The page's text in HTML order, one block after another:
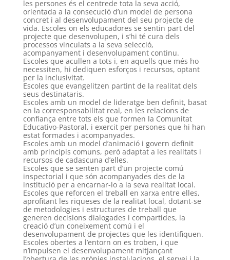
les persones és el centrede tota la seva acció,
orientada a la consecució d’un model de persona
concret i al desenvolupament del seu projecte de
vida. Escoles on els educadores se sentin part del
projecte que desenvolupen, i s’hi té cura dels
processos vinculats a la seva selecció,
acompanyament i desenvolupament continu.
Escoles que acullen a tots i, en aquells que més ho
necessiten, hi dediquen esforços i recursos, optant
per la inclusivitat.
Escoles que evangelitzen partint de la realitat dels
seus destinataris.
Escoles amb un model de lideratge ben definit, basat
en la corresponsabilitat real, en les relacions de
confiança entre tots els que formen la Comunitat
Educativo-Pastoral, i exercit per persones que hi han
estat formades i acompanyades.
Escoles amb un model d’animació i govern definit
amb principis comuns, però adaptat a les realitats i
recursos de cadascuna d’elles.
Escoles que se senten part d’un projecte comú
inspectorial i que són acompanyades des de la
institució per a encarnar-lo a la seva realitat local.
Escoles que reforcen el treball en xarxa entre elles,
aprofitant les riqueses de la realitat local, dotant-se
de metodologies i estructures de treball que
generen decisions dialogades i compartides, la
creació d’un coneixement comú i el
desenvolupament de projectes que les identifiquen.
Escoles obertes a l’entorn on es troben, i que
n’impulsen el desenvolupament mitjançant